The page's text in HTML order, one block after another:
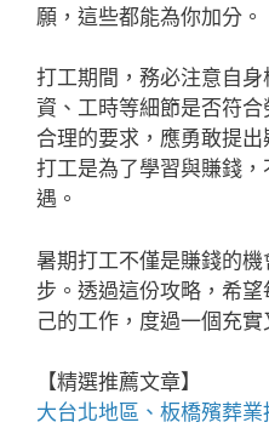
願，這些都能為你加分。
打工期間，務必注意自
資、工時等細節是否符
合理的要求，應勇敢提出
打工是為了學習與賺錢
遇。
暑期打工不僅是賺錢的
步。透過這份攻略，希
己的工作，度過一個充實
【精選推薦文章】
大台北地區、 板橋殯葬業